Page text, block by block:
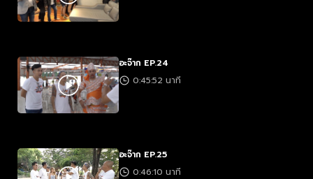
อะจ๊าก EP.24
0:45:52 นาที
อะจ๊าก EP.25
0:46:10 นาที